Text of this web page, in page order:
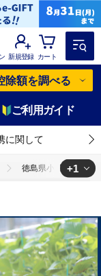
新規登録 カート
除額を調べる
ご利用ガイド
に関して
徳島県小松島市 【
+1